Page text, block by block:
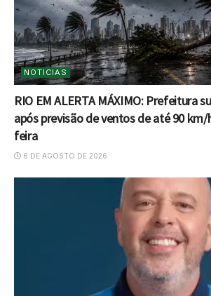
NOTICIAS
RIO EM ALERTA MÁXIMO: Prefeitura
após previsão de ventos de até 90
feira
6 DE AGOSTO DE 2026